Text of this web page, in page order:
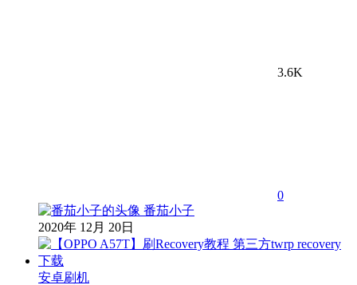
3.6K
0
番茄小子
2020年 12月 20日
安卓刷机